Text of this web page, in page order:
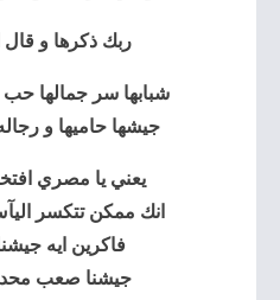
ربك ذكرها و قال
شبابها سر جمالها
جيشها حاميها و
يعني يا مصري
انك ممكن تتكسر
فاكرين ايه
جيشنا صعب